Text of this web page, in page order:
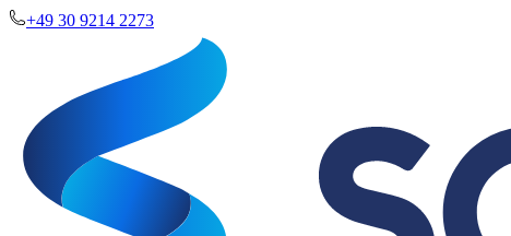
+49 30 9214 2273